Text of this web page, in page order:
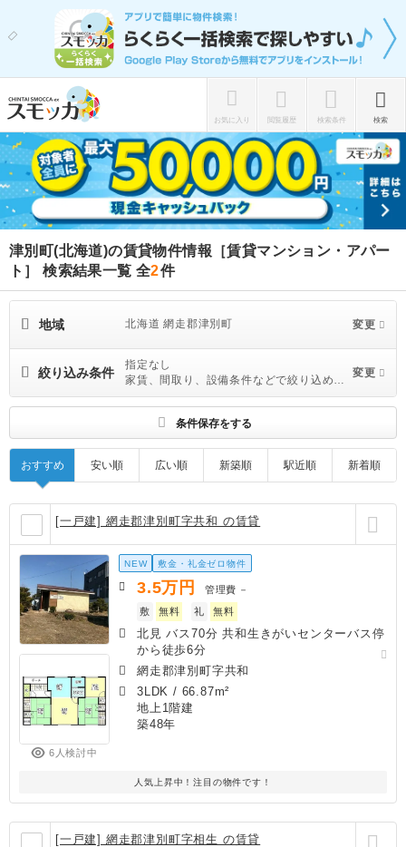
お気に入り 閲覧履歴 検索条件 検索
津別町(北海道)の賃貸物件情報［賃貸マンション・アパー
ト］ 検索結果一覧 全2件
地域 北海道 網走郡津別町 変更
絞り込み条件
指定なし
家賃、間取り、設備条件などで絞り込めま
す
変更
条件保存をする
おすすめ 安い順 広い順 新築順 駅近順 新着順
[一戸建] 網走郡津別町字共和 の賃貸
6人検討中
NEW 敷金・礼金ゼロ物件
3.5万円 管理費 －
敷
無料 礼 無料
北見 バス70分 共和生きがいセンターバス停
から徒歩6分
網走郡津別町字共和
3LDK / 66.87m²
地上1階建
築48年
人気上昇中！注目の物件です！
[一戸建] 網走郡津別町字相生 の賃貸